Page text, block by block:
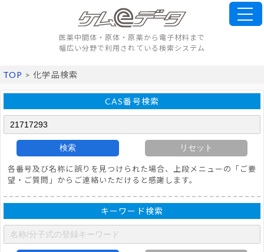
医薬中間体・原体・原薬から電子材料まで
幅広い分野で利用されている検索システム
TOP > 化学品検索
CAS番号検索
検索 リセット
各番号及び名称に誤りを見つけられた場合、上段メニューの「ご要
望・ご質問」からご連絡いただけると感謝します。
キーワード検索